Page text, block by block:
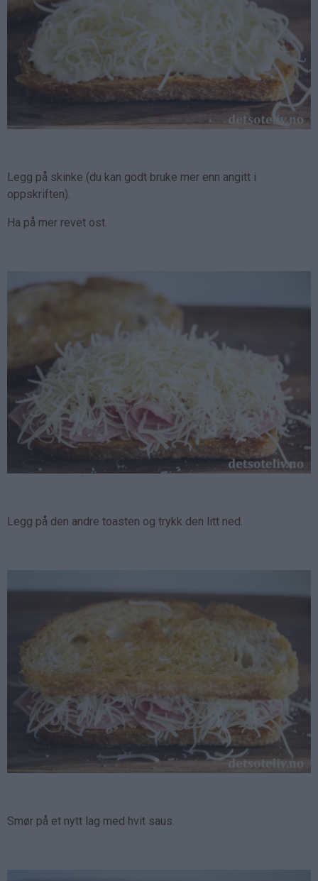
Legg på skinke (du kan godt bruke mer enn angitt i
oppskriften).
Ha på mer revet ost.
Legg på den andre toasten og trykk den litt ned.
Smør på et nytt lag med hvit saus.